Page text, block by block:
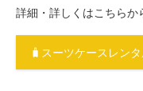
詳細・詳しくはこちらか
🧳スーツケースレンタ